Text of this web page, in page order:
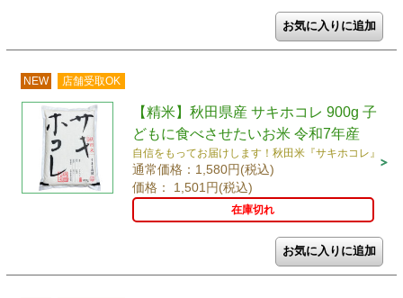
NEW 店舗受取OK
【精米】秋田県産 サキホコレ 900g 子
どもに食べさせたいお米 令和7年産
自信をもってお届けします！秋田米『サキホコレ』
通常価格：1,580円(税込)
価格： 1,501円(税込)
在庫切れ